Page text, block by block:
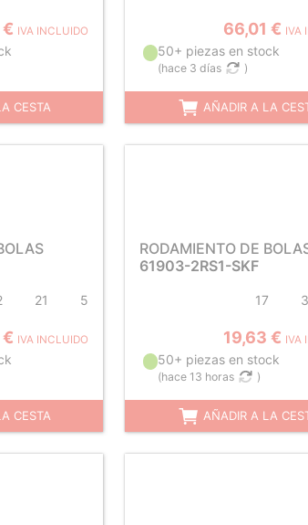
IVA INCLUIDO
CESTA
66,01 € IVA
50+ piezas en stock
(hace 3 días )
AÑADIR A LA
21 5
IVA INCLUIDO
CESTA
RODAMIENTO DE
61903-2RS1-SKF
17
19,63 € IVA
50+ piezas en stock
(hace 13 horas )
AÑADIR A LA